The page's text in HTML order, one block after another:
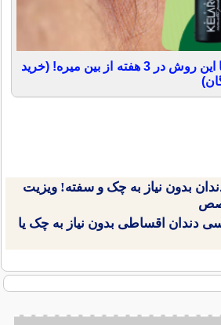
جای هر زخم و بخیه با این روش در 3 هفته از بین میره! (خرید
بدون نیاز به چک و سفته! ویزیت
دندان اقساطی بدون نیاز به چک یا